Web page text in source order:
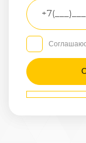
Транспортное
средство
Седан
/
Маршрут
Белово —